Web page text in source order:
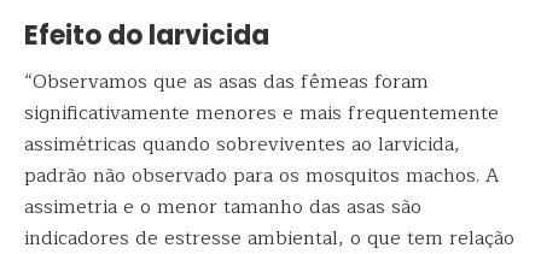
Efeito do larvicida
“Observamos que as asas das fêmeas foram
significativamente menores e mais frequentemente
assimétricas quando sobreviventes ao larvicida,
padrão não observado para os mosquitos machos. A
assimetria e o menor tamanho das asas são
indicadores de estresse ambiental, o que tem relação